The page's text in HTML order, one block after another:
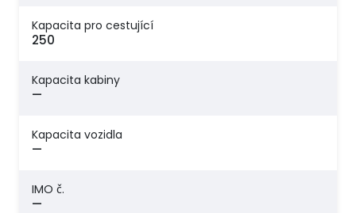
Kapacita pro cestující
250
Kapacita kabiny
—
Kapacita vozidla
—
IMO č.
—